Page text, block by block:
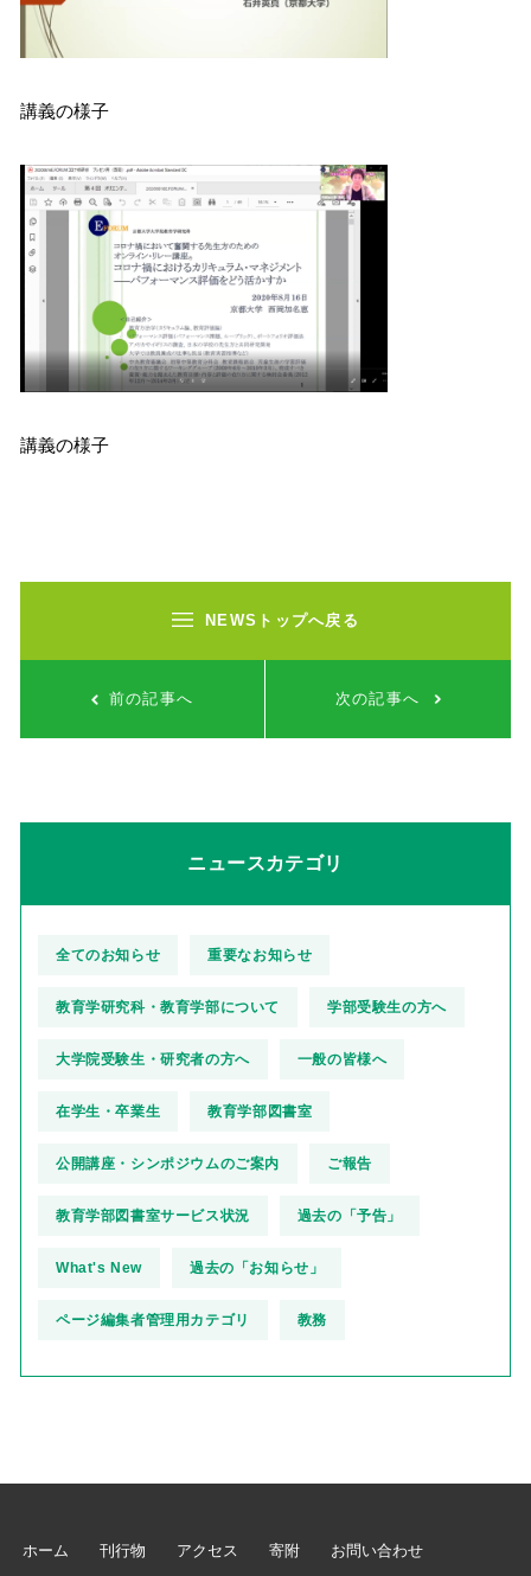
講義の様子
講義の様子
前の記事へ
NEWSトップへ戻る
次の記事へ
ニュースカテゴリ
全てのお知らせ 重要なお知らせ
教育学研究科・教育学部について 学部受験生の方へ
大学院受験生・研究者の方へ 一般の皆様へ
在学生・卒業生 教育学部図書室
公開講座・シンポジウムのご案内 ご報告
教育学部図書室サービス状況 過去の「予告」
What's New 過去の「お知らせ」
ページ編集者管理用カテゴリ 教務
ホーム 刊行物 アクセス 寄附
お問い合わせ